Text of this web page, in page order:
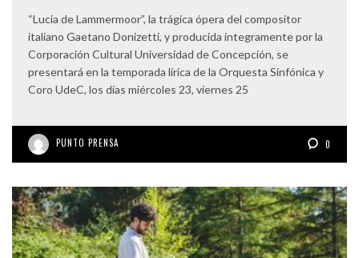
“Lucía de Lammermoor”, la trágica ópera del compositor
italiano Gaetano Donizetti, y producida íntegramente por la
Corporación Cultural Universidad de Concepción, se
presentará en la temporada lírica de la Orquesta Sinfónica y
Coro UdeC, los días miércoles 23, viernes 25
PUNTO PRENSA 0